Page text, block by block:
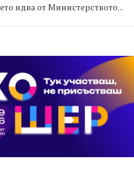
идва от Министерството...